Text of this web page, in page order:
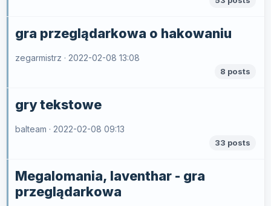
gra przeglądarkowa o hakowaniu
zegarmistrz · 2022-02-08 13:08
8 posts
gry tekstowe
balteam · 2022-02-08 09:13
33 posts
Megalomania, laventhar - gra
przeglądarkowa